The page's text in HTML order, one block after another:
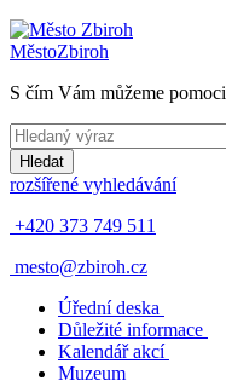
MěstoZbiroh
S čím Vám můžeme
Hledat
rozšířené vyhledávání
+420 373 749 511
mesto@zbiroh.cz
Úřední deska
Důležité informace
Kalendář akcí
Muzeum